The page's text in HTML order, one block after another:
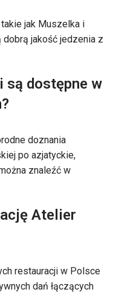
jak Muszelka i
dobrą jakość jedzenia z
są dostępne w
doznania
po azjatyckie,
znaleźć w
Atelier
restauracji w Polsce
dań łączących